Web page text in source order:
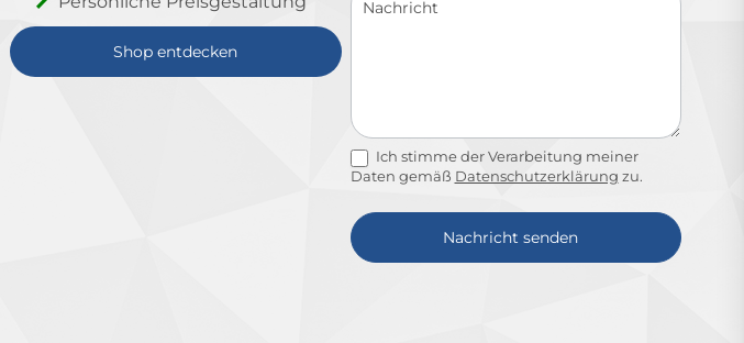
Shop entdecken
Ich stimme der Verarbeitung meiner
Daten gemäß Datenschutzerklärung zu.
Nachricht senden